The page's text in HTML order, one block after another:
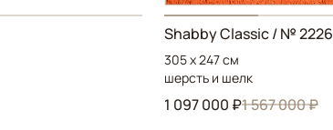
Shabby Classic / № 2226
305 x 247 см
шерсть и шелк
1 097 000 ₽1 567 000 ₽